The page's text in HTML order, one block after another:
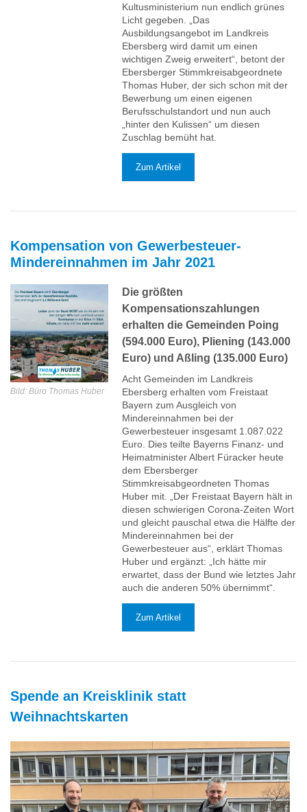
Kultusministerium nun endlich grünes
Licht gegeben. „Das
Ausbildungsangebot im Landkreis
Ebersberg wird damit um einen
wichtigen Zweig erweitert“, betont der
Ebersberger Stimmkreisabgeordnete
Thomas Huber, der sich schon mit der
Bewerbung um einen eigenen
Berufsschulstandort und nun auch
„hinter den Kulissen“ um diesen
Zuschlag bemüht hat.
Zum Artikel
Kompensation von Gewerbesteuer-
Mindereinnahmen im Jahr 2021
Bild: Büro Thomas Huber
Die größten
Kompensationszahlungen
erhalten die Gemeinden Poing
(594.000 Euro), Pliening (143.000
Euro) und Aßling (135.000 Euro)
Acht Gemeinden im Landkreis
Ebersberg erhalten vom Freistaat
Bayern zum Ausgleich von
Mindereinnahmen bei der
Gewerbesteuer insgesamt 1.087.022
Euro. Dies teilte Bayerns Finanz- und
Heimatminister Albert Füracker heute
dem Ebersberger
Stimmkreisabgeordneten Thomas
Huber mit. „Der Freistaat Bayern hält in
diesen schwierigen Corona-Zeiten Wort
und gleicht pauschal etwa die Hälfte der
Mindereinnahmen bei der
Gewerbesteuer aus“, erklärt Thomas
Huber und ergänzt: „Ich hätte mir
erwartet, dass der Bund wie letztes Jahr
auch die anderen 50% übernimmt“.
Zum Artikel
Spende an Kreisklinik statt
Weihnachtskarten